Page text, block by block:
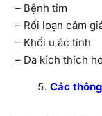
– Bệnh tim
– Rối loạn cảm
– Khối u ác tính
– Da kích thích
Các